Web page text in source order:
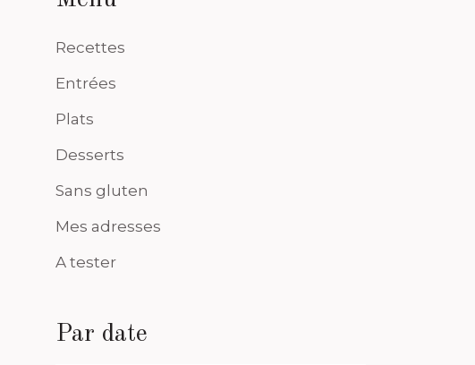
Recettes
Entrées
Plats
Desserts
Sans gluten
Mes adresses
A tester
Par date